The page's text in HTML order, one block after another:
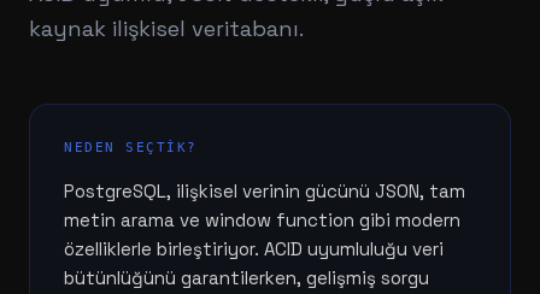
kaynak ilişkisel veritabanı.
NEDEN SEÇTIK?
PostgreSQL, ilişkisel verinin gücünü JSON, tam
metin arama ve window function gibi modern
özelliklerle birleştiriyor. ACID uyumluluğu veri
bütünlüğünü garantilerken, gelişmiş sorgu